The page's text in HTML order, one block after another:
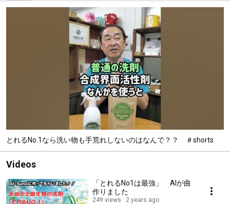
とれるNo.1なら洗い物も手荒れしないのはなんで？？ ＃shorts
Videos
「とれるNo1は最強」 AIが曲
作りました
249 views 2 years ago